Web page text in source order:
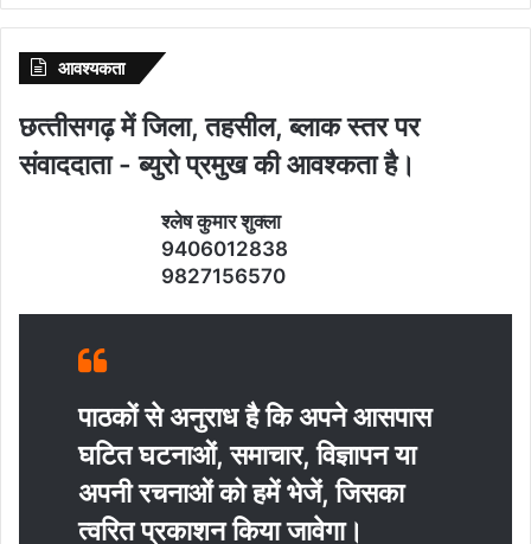
आवश्‍यकता
छत्‍तीसगढ़ में जिला, तहसील, ब्‍लाक स्‍तर पर
संवाददाता - ब्‍युरो प्रमुख की आवश्‍कता है।
श्‍लेष कुमार शुक्‍ला
9406012838
9827156570
पाठकों से अनुराध है कि अपने आसपास
घटित घटनाओं, समाचार, विज्ञापन या
अपनी रचनाओं को हमें भेजें, जिसका
त्‍वरित प्रकाशन किया जावेगा।